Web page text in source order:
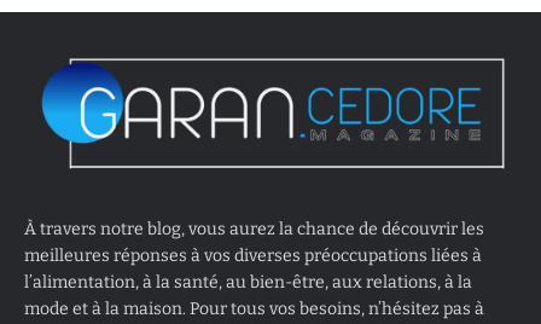
À travers notre blog, vous aurez la chance de découvrir les
meilleures réponses à vos diverses préoccupations liées à
l’alimentation, à la santé, au bien-être, aux relations, à la
mode et à la maison. Pour tous vos besoins, n’hésitez pas à